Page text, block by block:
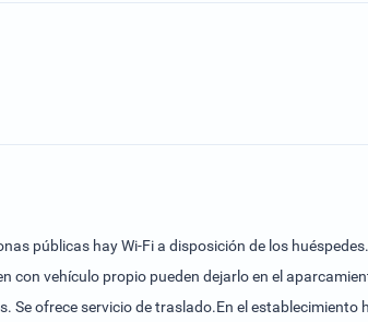
públicas hay Wi-Fi a disposición de los
vehículo propio pueden dejarlo en el
ofrece servicio de traslado.En el